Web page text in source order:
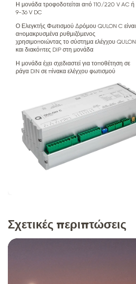
Η μονάδα τροφοδοτείται από 110/220 V AC ή
9-36 V DC
Ο Ελεγκτής Φωτισμού Δρόμου QULON C είναι
απομακρυσμένα ρυθμιζόμενος
χρησιμοποιώντας το σύστημα ελέγχου QULON
και διακόπτες DIP στη μονάδα
Η μονάδα έχει σχεδιαστεί για τοποθέτηση σε
ράγα DIN σε πίνακα ελέγχου φωτισμού
Σχετικές περιπτώσεις